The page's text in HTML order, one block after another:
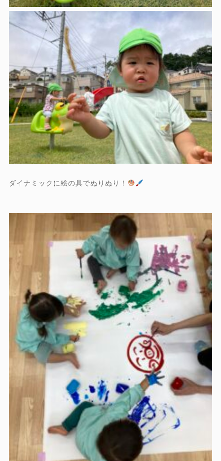
ダイナミックに絵の具でぬりぬり！